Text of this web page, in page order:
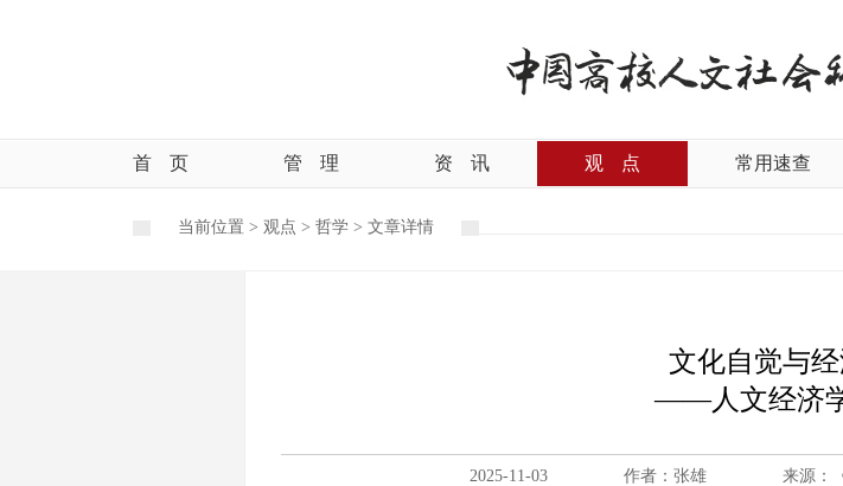
首 页 管 理 资 讯 观 点 常用速查
当前位置 > 观点 > 哲学 > 文章详情
文化自觉与
——人文经济
2025-11-03 作者：张雄 来源：